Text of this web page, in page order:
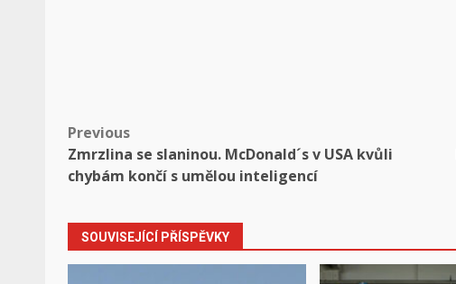
Post
navigation
Previous
Zmrzlina se slaninou. McDonald´s v USA kvůli
chybám končí s umělou inteligencí
SOUVISEJÍCÍ PŘÍSPĚVKY